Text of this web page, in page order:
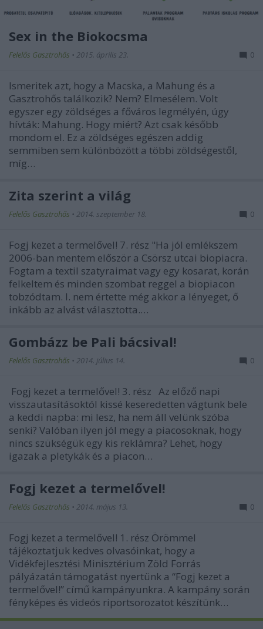
Sex in the Biokocsma
Felelős Gasztrohős • 2015. április 23. 0
Ismeritek azt, hogy a Macska, a Mahung és a
Gasztrohős találkozik? Nem? Elmesélem. Volt
egyszer egy zöldséges a főváros legmélyén, úgy
hívták: Mahung. Hogy miért? Azt csak később
mondom el. Ez a zöldséges egészen addig
semmiben sem különbözött a többi zöldségestől,
míg…
Zita szerint a világ
Felelős Gasztrohős • 2014. szeptember 18. 0
Fogj kezet a termelővel! 7. rész "Ha jól emlékszem
2006-ban mentem először a Csörsz utcai biopiacra.
Fogtam a textil szatyraimat vagy egy kosarat, korán
felkeltem és minden szombat reggel a biopiacon
tobzódtam. I. nem értette még akkor a lényeget, ő
inkább az alvást választotta.…
Gombázz be Pali bácsival!
Felelős Gasztrohős • 2014. július 14. 0
Fogj kezet a termelővel! 3. rész Az előző napi
visszautasításoktól kissé keseredetten vágtunk bele
a keddi napba: mi lesz, ha nem áll velünk szóba
senki? Valóban ilyen jól megy a piacosoknak, hogy
nincs szükségük egy kis reklámra? Lehet, hogy
igazak a pletykák és a piacon…
Fogj kezet a termelővel!
Felelős Gasztrohős • 2014. május 13. 0
Fogj kezet a termelővel! 1. rész Örömmel
tájékoztatjuk kedves olvasóinkat, hogy a
Vidékfejlesztési Minisztérium Zöld Forrás
pályázatán támogatást nyertünk a “Fogj kezet a
termelővel!” című kampányunkra. A kampány során
fényképes és videós riportsorozatot készítünk…